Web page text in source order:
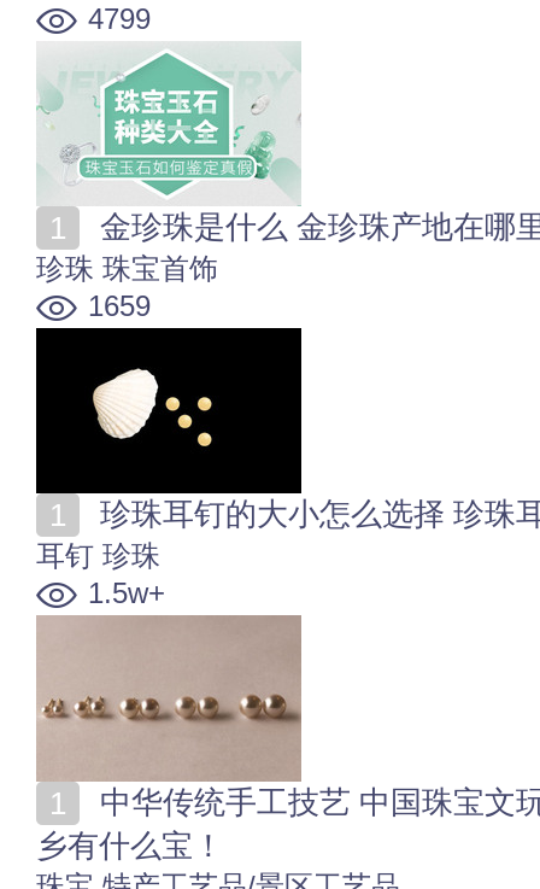
4799
金珍珠是什么 金珍珠产地在哪
珍珠 珠宝首饰
1659
珍珠耳钉的大小怎么选择 珍珠
耳钉 珍珠
1.5w+
乡有什么宝！